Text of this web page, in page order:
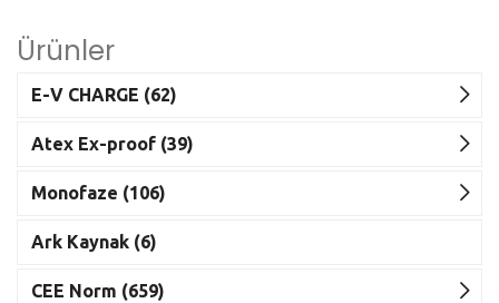
Ürünler
E-V CHARGE (62)
Atex Ex-proof (39)
Monofaze (106)
Ark Kaynak (6)
CEE Norm (659)